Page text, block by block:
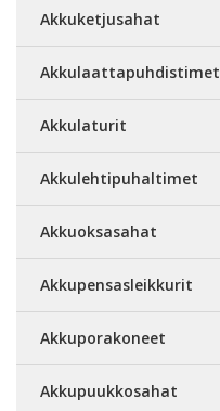
Akkuketjusahat
Akkulaattapuhdistimet
Akkulaturit
Akkulehtipuhaltimet
Akkuoksasahat
Akkupensasleikkurit
Akkuporakoneet
Akkupuukkosahat